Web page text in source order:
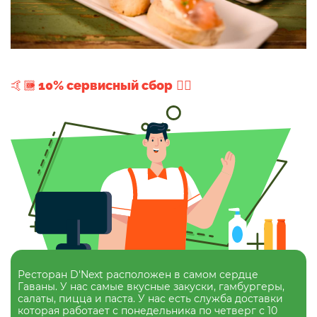
+ 10% сервисный сбор
Ресторан D'Next расположен в самом сердце
Гаваны. У нас самые вкусные закуски, гамбургеры,
салаты, пицца и паста. У нас есть служба доставки
которая работает с понедельника по четверг с 10